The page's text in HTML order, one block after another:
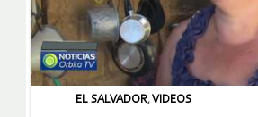
EL SALVADOR,VIDEOS